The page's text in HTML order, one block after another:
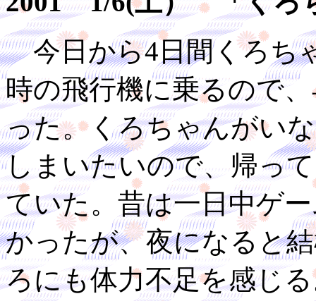
今日から4日間くろち
時の飛行機に乗るので
った。くろちゃんがい
しまいたいので、帰っ
ていた。昔は一日中ゲ
かったが、夜になると
ろにも体力不足を感じ